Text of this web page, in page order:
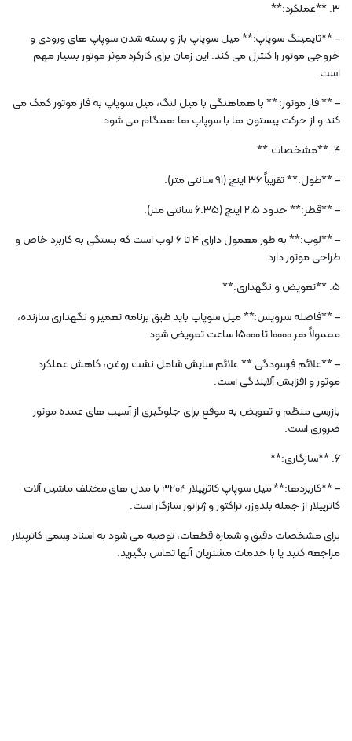
3. **عملکرد:**
– **تایمینگ سوپاپ:** میل سوپاپ باز و بسته شدن سوپاپ های ورودی و
خروجی موتور را کنترل می کند. این زمان برای کارکرد موثر موتور بسیار مهم
است.
– ** فاز موتور: ** با هماهنگی با میل لنگ، میل سوپاپ به فاز موتور کمک می
کند و از حرکت پیستون ها با سوپاپ ها همگام می شود.
4. **مشخصات:**
– **طول:** تقریباً 36 اینچ (91 سانتی متر).
– **قطر:** حدود 2.5 اینچ (6.35 سانتی متر).
– **لوب:** به طور معمول دارای 4 تا 6 لوب است که بستگی به کاربرد خاص و
طراحی موتور دارد.
5. **تعویض و نگهداری:**
– **فاصله سرویس:** میل سوپاپ باید طبق برنامه تعمیر و نگهداری سازنده،
معمولاً هر 10000 تا 15000 ساعت تعویض شود.
– **علائم فرسودگی:** علائم سایش شامل نشت روغن، کاهش عملکرد
موتور و افزایش آلایندگی است.
بازرسی منظم و تعویض به موقع برای جلوگیری از آسیب های عمده موتور
ضروری است.
6. **سازگاری:**
– **کاربردها:** میل سوپاپ کاترپیلار 3204 با مدل های مختلف ماشین آلات
کاترپیلار از جمله بلدوزر، تراکتور و ژنراتور سازگار است.
برای مشخصات دقیق و شماره قطعات، توصیه می شود به اسناد رسمی کاترپیلار
مراجعه کنید یا با خدمات مشتریان آنها تماس بگیرید.